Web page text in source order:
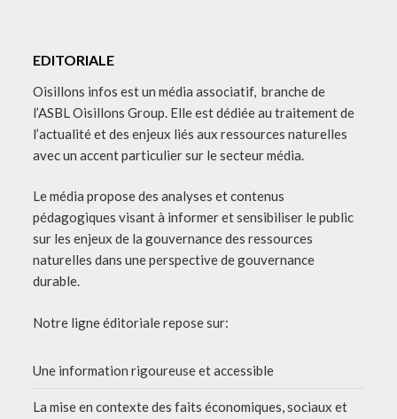
EDITORIALE
Oisillons infos est un média associatif, branche de
l’ASBL Oisillons Group. Elle est dédiée au traitement de
l’actualité et des enjeux liés aux ressources naturelles
avec un accent particulier sur le secteur média.
Le média propose des analyses et contenus
pédagogiques visant à informer et sensibiliser le public
sur les enjeux de la gouvernance des ressources
naturelles dans une perspective de gouvernance
durable.
Notre ligne éditoriale repose sur:
Une information rigoureuse et accessible
La mise en contexte des faits économiques, sociaux et